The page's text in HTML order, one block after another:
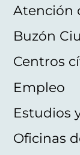
Atención
Buzón
Centros
Empleo
Estudios
Oficinas